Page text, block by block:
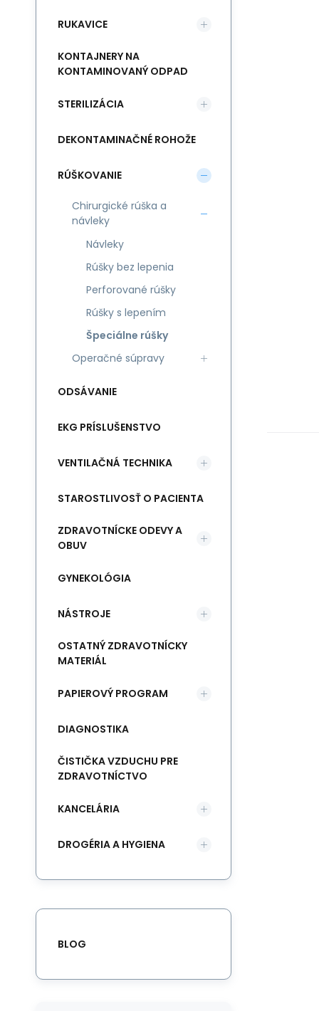
RUKAVICE
KONTAJNERY NA
KONTAMINOVANÝ ODPAD
STERILIZÁCIA
DEKONTAMINAČNÉ ROHOŽE
RÚŠKOVANIE
Chirurgické rúška a
návleky
Návleky
Rúšky bez lepenia
Perforované rúšky
Rúšky s lepením
Špeciálne rúšky
Operačné súpravy
ODSÁVANIE
EKG PRÍSLUŠENSTVO
VENTILAČNÁ TECHNIKA
STAROSTLIVOSŤ O PACIENTA
ZDRAVOTNÍCKE ODEVY A
OBUV
GYNEKOLÓGIA
NÁSTROJE
OSTATNÝ ZDRAVOTNÍCKY
MATERIÁL
PAPIEROVÝ PROGRAM
DIAGNOSTIKA
ČISTIČKA VZDUCHU PRE
ZDRAVOTNÍCTVO
KANCELÁRIA
DROGÉRIA A HYGIENA
BLOG